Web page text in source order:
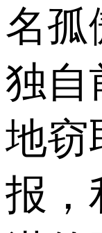
名孤
独自
地窃
报，